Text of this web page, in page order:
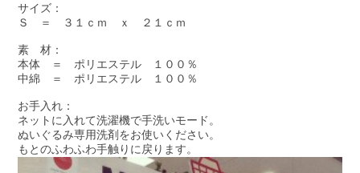
サイズ：
Ｓ ＝ ３１ｃｍ ｘ ２１ｃｍ
素 材：
本体 ＝ ポリエステル １００％
中綿 ＝ ポリエステル １００％
お手入れ：
ネットに入れて洗濯機で手洗いモード。
ぬいぐるみ専用洗剤をお使いください。
もとのふわふわ手触りに戻ります。